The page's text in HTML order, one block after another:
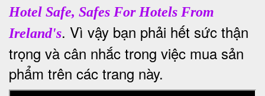
Hotel Safe, Safes For Hotels From
Ireland's. Vì vậy bạn phải hết sức thận
trọng và cân nhắc trong việc mua sản
phẩm trên các trang này.